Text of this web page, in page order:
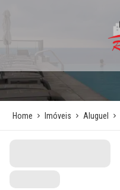
Home Imóveis Aluguel